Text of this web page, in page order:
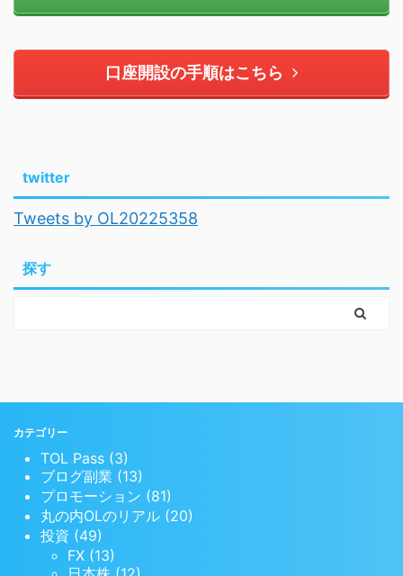
口座開設の手順はこちら
twitter
Tweets by OL20225358
探す
カテゴリー
TOL Pass (3)
ブログ副業 (13)
プロモーション (81)
丸の内OLのリアル (20)
投資 (49)
FX (13)